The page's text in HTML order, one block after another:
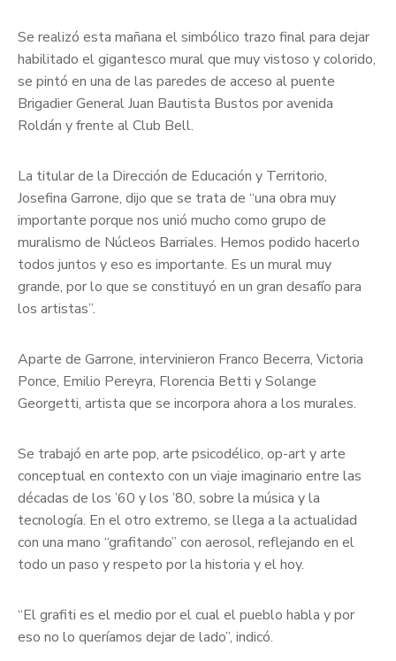
Se realizó esta mañana el simbólico trazo final para dejar
habilitado el gigantesco mural que muy vistoso y colorido,
se pintó en una de las paredes de acceso al puente
Brigadier General Juan Bautista Bustos por avenida
Roldán y frente al Club Bell.
La titular de la Dirección de Educación y Territorio,
Josefina Garrone, dijo que se trata de “una obra muy
importante porque nos unió mucho como grupo de
muralismo de Núcleos Barriales. Hemos podido hacerlo
todos juntos y eso es importante. Es un mural muy
grande, por lo que se constituyó en un gran desafío para
los artistas”.
Aparte de Garrone, intervinieron Franco Becerra, Victoria
Ponce, Emilio Pereyra, Florencia Betti y Solange
Georgetti, artista que se incorpora ahora a los murales.
Se trabajó en arte pop, arte psicodélico, op-art y arte
conceptual en contexto con un viaje imaginario entre las
décadas de los ’60 y los ’80, sobre la música y la
tecnología. En el otro extremo, se llega a la actualidad
con una mano “grafitando” con aerosol, reflejando en el
todo un paso y respeto por la historia y el hoy.
“El grafiti es el medio por el cual el pueblo habla y por
eso no lo queríamos dejar de lado”, indicó.